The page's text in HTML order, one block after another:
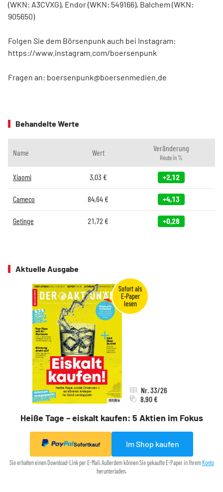
(WKN: A3CVXG), Endor (WKN: 549166), Balchem (WKN:
905650)
Folgen Sie dem Börsenpunk auch bei Instagram:
https://www.instagram.com/boersenpunk
Fragen an: boersenpunk@boersenmedien.de
Behandelte Werte
Name Wert Veränderung
Heute in %
Xiaomi 3,03 € +2,12
Cameco 84,64 € +4,13
Getinge 21,72 € +0,28
Aktuelle Ausgabe
Heiße Tage – eiskalt kaufen: 5 Aktien im Fokus
Nr. 33/26
8,90 €
Sofortkauf Im Shop kaufen
Sie erhalten einen Download-Link per E-Mail. Außerdem können Sie gekaufte E-Paper in Ihrem Konto
herunterladen.